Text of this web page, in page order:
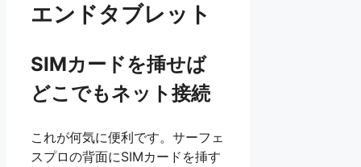
エンドタブレット
SIMカードを挿せば
どこでもネット接続
これが何気に便利です。サーフェ
スプロの背面にSIMカードを挿す